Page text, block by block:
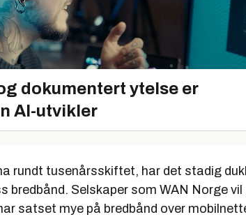
dokumentert ytelse er
AI-utvikler
rundt tusenårsskiftet, har det stadig
bredbånd. Selskaper som WAN Norge vil
satset mye på bredbånd over